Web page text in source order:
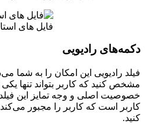
فایل های
دکمه‌های رادیویی
فیلد رادیویی این امکان را به شما
مشخص کنید که کاربر بتواند تنها یکی
خصوصیت اصلی و وجه تمایز این فیلد
کاربر است که کاربر را مجبور
کنید.